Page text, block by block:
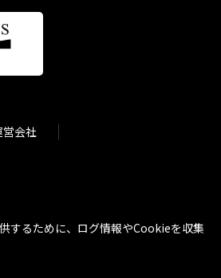
営会社
するために、ログ情報やCookieを収集